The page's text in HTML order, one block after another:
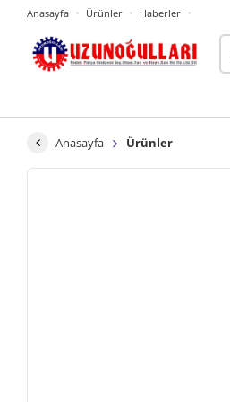
Anasayfa Ürünler Haberler
Anasayfa Ürünler